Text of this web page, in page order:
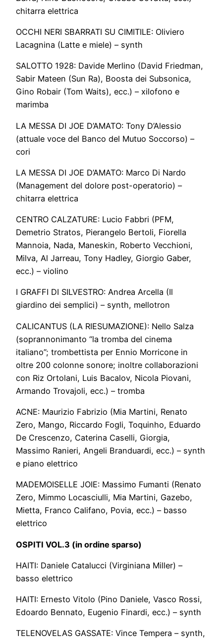
chitarra elettrica
OCCHI NERI SBARRATI SU CIMITILE: Oliviero
Lacagnina (Latte e miele) – synth
SALOTTO 1928: Davide Merlino (David Friedman,
Sabir Mateen (Sun Ra), Boosta dei Subsonica,
Gino Robair (Tom Waits), ecc.) – xilofono e
marimba
LA MESSA DI JOE D’AMATO: Tony D’Alessio
(attuale voce del Banco del Mutuo Soccorso) –
cori
LA MESSA DI JOE D’AMATO: Marco Di Nardo
(Management del dolore post-operatorio) –
chitarra elettrica
CENTRO CALZATURE: Lucio Fabbri (PFM,
Demetrio Stratos, Pierangelo Bertoli, Fiorella
Mannoia, Nada, Maneskin, Roberto Vecchioni,
Milva, Al Jarreau, Tony Hadley, Giorgio Gaber,
ecc.) – violino
I GRAFFI DI SILVESTRO: Andrea Arcella (Il
giardino dei semplici) – synth, mellotron
CALICANTUS (LA RIESUMAZIONE): Nello Salza
(soprannonimanto “la tromba del cinema
italiano”; trombettista per Ennio Morricone in
oltre 200 colonne sonore; inoltre collaborazioni
con Riz Ortolani, Luis Bacalov, Nicola Piovani,
Armando Trovajoli, ecc.) – tromba
ACNE: Maurizio Fabrizio (Mia Martini, Renato
Zero, Mango, Riccardo Fogli, Toquinho, Eduardo
De Crescenzo, Caterina Caselli, Giorgia,
Massimo Ranieri, Angeli Branduardi, ecc.) – synth
e piano elettrico
MADEMOISELLE JOIE: Massimo Fumanti (Renato
Zero, Mimmo Locasciulli, Mia Martini, Gazebo,
Mietta, Franco Califano, Povia, ecc.) – basso
elettrico
OSPITI VOL.3 (in ordine sparso)
HAITI: Daniele Catalucci (Virginiana Miller) –
basso elettrico
HAITI: Ernesto Vitolo (Pino Daniele, Vasco Rossi,
Edoardo Bennato, Eugenio Finardi, ecc.) – synth
TELENOVELAS GASSATE: Vince Tempera – synth,